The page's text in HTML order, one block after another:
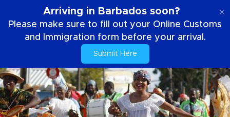
Arriving in Barbados soon?
Please make sure to fill out your Online Customs
and Immigration form before your arrival.
Submit Here